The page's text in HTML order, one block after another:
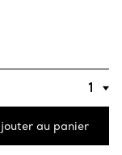
au panier